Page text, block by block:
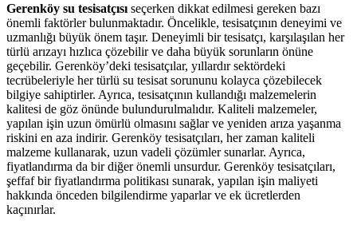
Gerenköy su tesisatçısı seçerken dikkat edilmesi gereken bazı
önemli faktörler bulunmaktadır. Öncelikle, tesisatçının deneyimi ve
uzmanlığı büyük önem taşır. Deneyimli bir tesisatçı, karşılaşılan her
türlü arızayı hızlıca çözebilir ve daha büyük sorunların önüne
geçebilir. Gerenköy’deki tesisatçılar, yıllardır sektördeki
tecrübeleriyle her türlü su tesisat sorununu kolayca çözebilecek
bilgiye sahiptirler. Ayrıca, tesisatçının kullandığı malzemelerin
kalitesi de göz önünde bulundurulmalıdır. Kaliteli malzemeler,
yapılan işin uzun ömürlü olmasını sağlar ve yeniden arıza yaşanma
riskini en aza indirir. Gerenköy tesisatçıları, her zaman kaliteli
malzeme kullanarak, uzun vadeli çözümler sunarlar. Ayrıca,
fiyatlandırma da bir diğer önemli unsurdur. Gerenköy tesisatçıları,
şeffaf bir fiyatlandırma politikası sunarak, yapılan işin maliyeti
hakkında önceden bilgilendirme yaparlar ve ek ücretlerden
kaçınırlar.